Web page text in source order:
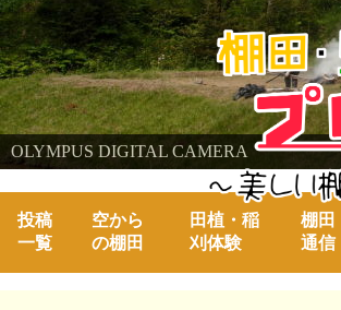
OLYMPUS DIGITAL CAMERA
～美しい棚田の自然と古代米～
棚田・里山・古代米・鮒プロジェクト
投稿
一覧
空から
の棚田
田植・稲
刈体験
棚田
通信